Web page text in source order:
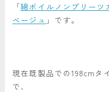
「綿ボイルノンプリーツ
ベージュ 」です。
現在既製品での198cmタ
で、